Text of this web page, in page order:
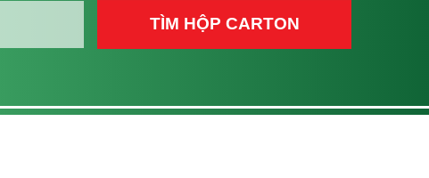
TÌM HỘP CARTON